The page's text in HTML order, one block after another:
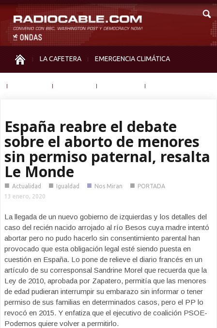
LA CAFETERA EMERGENCIA CLIMÁTICA
España reabre el debate
sobre el aborto de menores
sin permiso paternal, resalta
Le Monde
■ Actualidad ■ Igualdad ■ Nos Miran ■ PORTADA
13 enero, 2020
La llegada de un nuevo gobierno de izquierdas y los detalles del
caso del recién nacido arrojado al río Besos cuya madre intentó
abortar pero no pudo hacerlo sin consentimiento parental han
provocado que esta obligación legal esté siendo puesta en
cuestión en España. Lo pone de relieve el diario francés en un
artículo de su corresponsal Sandrine Morel que recuerda que la
Ley de 2010, aprobada por Zapatero, permitía que las menores
de edad pudieran interrumpir su embarazo sin informar o tener
permiso de sus familias en determinados casos, pero el PP lo
revocó en 2015. Y enfatiza que el ejecutivo de coalición PSOE-
Podemos quiere volver a permitirlo.